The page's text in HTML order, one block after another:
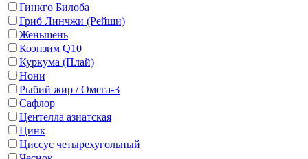
Гинкго Билоба
Гриб Линчжи (Рейши)
Женьшень
Коэнзим Q10
Куркума (Плай)
Нони
Рыбий жир / Омега-3
Сафлор
Центелла азиатская
Цинк
Циссус четырехугольный